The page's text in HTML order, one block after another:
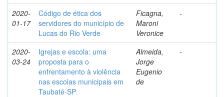
2020-
01-17
Código de ética dos
servidores do município de
Lucas do Rio Verde
Ficagna,
Maroni
Veronice
-
2020-
03-24
Igrejas e escola: uma
proposta para o
enfrentamento à violência
nas escolas municipais em
Taubaté-SP
Almeida,
Jorge
Eugenio
de
-